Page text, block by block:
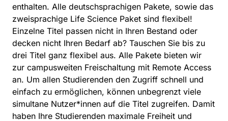
enthalten. Alle deutschsprachigen Pakete, sowie das
zweisprachige Life Science Paket sind flexibel!
Einzelne Titel passen nicht in Ihren Bestand oder
decken nicht Ihren Bedarf ab? Tauschen Sie bis zu
drei Titel ganz flexibel aus. Alle Pakete bieten wir
zur campusweiten Freischaltung mit Remote Access
an. Um allen Studierenden den Zugriff schnell und
einfach zu ermöglichen, können unbegrenzt viele
simultane Nutzer*innen auf die Titel zugreifen. Damit
haben Ihre Studierenden maximale Freiheit und